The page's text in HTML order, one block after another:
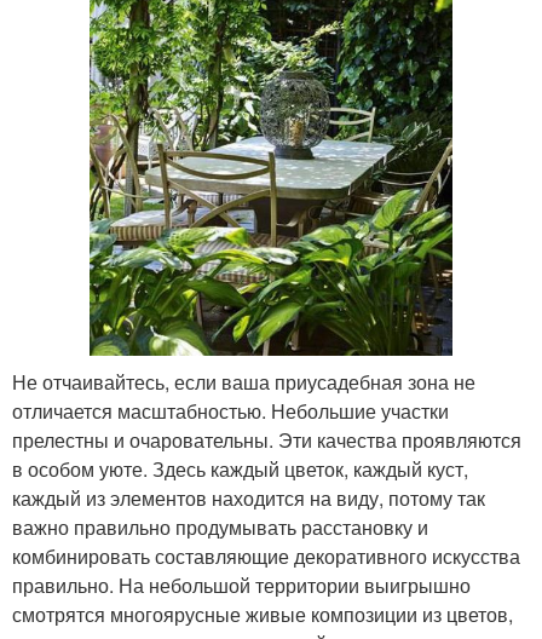
Не отчаивайтесь, если ваша приусадебная зона не
отличается масштабностью. Небольшие участки
прелестны и очаровательны. Эти качества проявляются
в особом уюте. Здесь каждый цветок, каждый куст,
каждый из элементов находится на виду, потому так
важно правильно продумывать расстановку и
комбинировать составляющие декоративного искусства
правильно. На небольшой территории выигрышно
смотрятся многоярусные живые композиции из цветов,